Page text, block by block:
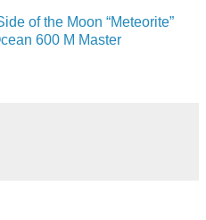
of the Moon “Meteorite”
600 M Master